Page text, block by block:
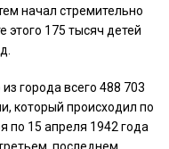
начал стремительно
этого 175 тысяч детей
города всего 488 703
который происходил по
по 15 апреля 1942 года
последнем